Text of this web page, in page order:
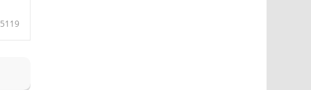
5119